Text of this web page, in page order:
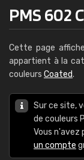
PMS 602 C
Cette page
appartient à la
couleurs Coated.
Sur ce site,
de couleurs
Vous n'avez
un compte